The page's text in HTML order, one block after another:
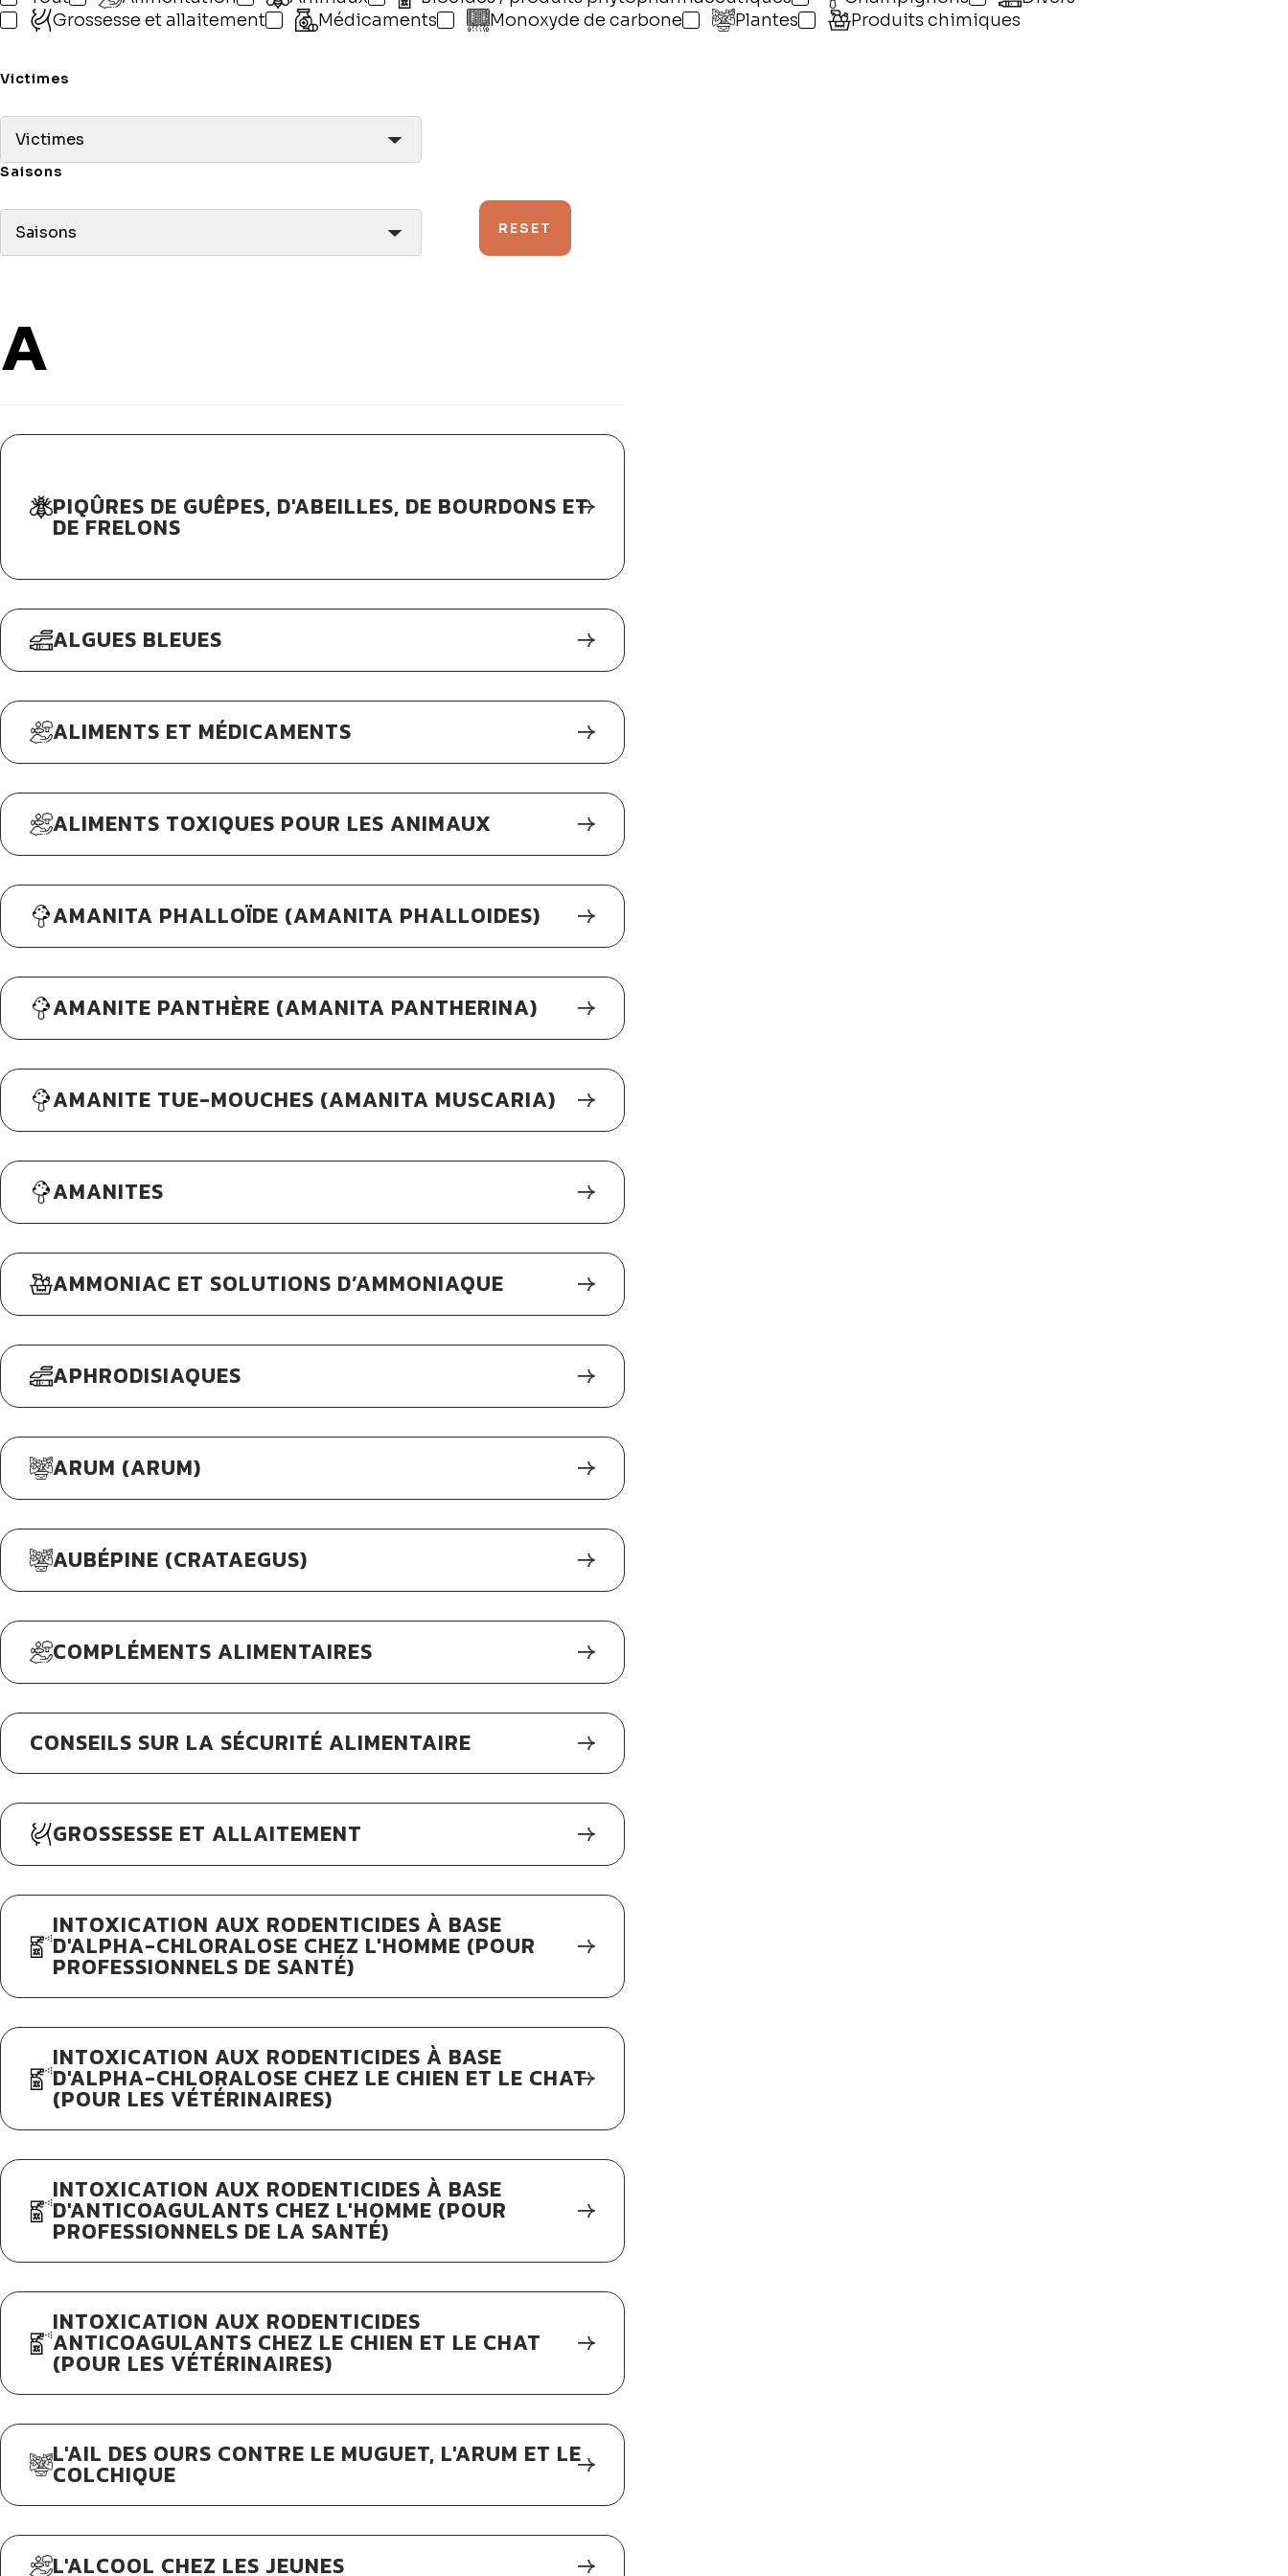
Grossesse et allaitement
Médicaments Monoxyde de carbone Plantes Produits chimiques
Victimes
Victimes
Saisons
Saisons RESET
A
PIQÛRES DE GUÊPES, D'ABEILLES, DE BOURDONS ET
DE FRELONS
ALGUES BLEUES
ALIMENTS ET MÉDICAMENTS
ALIMENTS TOXIQUES POUR LES ANIMAUX
AMANITA PHALLOÏDE (AMANITA PHALLOIDES)
AMANITE PANTHÈRE (AMANITA PANTHERINA)
AMANITE TUE-MOUCHES (AMANITA MUSCARIA)
AMANITES
AMMONIAC ET SOLUTIONS D’AMMONIAQUE
APHRODISIAQUES
ARUM (ARUM)
AUBÉPINE (CRATAEGUS)
COMPLÉMENTS ALIMENTAIRES
CONSEILS SUR LA SÉCURITÉ ALIMENTAIRE
GROSSESSE ET ALLAITEMENT
INTOXICATION AUX RODENTICIDES À BASE
D'ALPHA-CHLORALOSE CHEZ L'HOMME (POUR
PROFESSIONNELS DE SANTÉ)
INTOXICATION AUX RODENTICIDES À BASE
D'ALPHA-CHLORALOSE CHEZ LE CHIEN ET LE CHAT
(POUR LES VÉTÉRINAIRES)
INTOXICATION AUX RODENTICIDES À BASE
D'ANTICOAGULANTS CHEZ L'HOMME (POUR
PROFESSIONNELS DE LA SANTÉ)
INTOXICATION AUX RODENTICIDES
ANTICOAGULANTS CHEZ LE CHIEN ET LE CHAT
(POUR LES VÉTÉRINAIRES)
L'AIL DES OURS CONTRE LE MUGUET, L'ARUM ET LE
COLCHIQUE
L'ALCOOL CHEZ LES JEUNES